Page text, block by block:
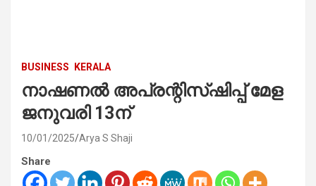
BUSINESS KERALA
നാഷണൽ അപ്രന്റിസ്ഷിപ്പ് മേള
ജനുവരി 13ന്
10/01/2025 Arya S Shaji
Share